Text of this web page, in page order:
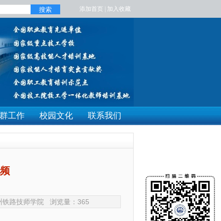
添加首页 加入收藏
搜索
工作 校园文化 联系我们
路技师学院 浏览量： 365